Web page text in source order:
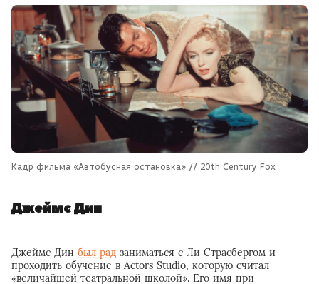
Кадр фильма «Автобусная остановка» // 20th Century Fox
Джеймс Дин
Джеймс Дин был рад заниматься с Ли Страсбергом и
проходить обучение в Actors Studio, которую считал
«величайшей театральной школой». Его имя при